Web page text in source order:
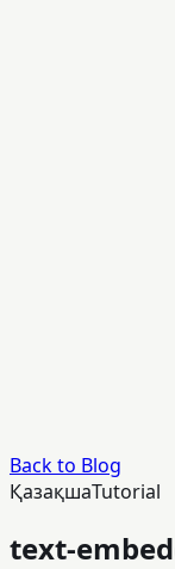
Back to Blog
ҚазақшаTutorial
text-